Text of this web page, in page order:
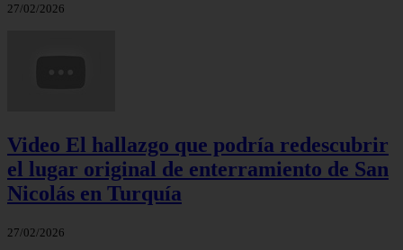
27/02/2026
Video El hallazgo que podría redescubrir
el lugar original de enterramiento de San
Nicolás en Turquía
27/02/2026